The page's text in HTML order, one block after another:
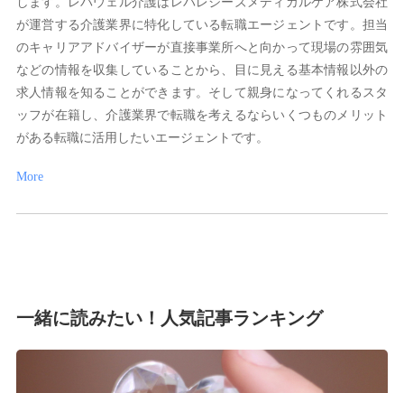
が運営する介護業界に特化している転職エージェントです。担当
のキャリアアドバイザーが直接事業所へと向かって現場の雰囲気
などの情報を収集していることから、目に見える基本情報以外の
求人情報を知ることができます。そして親身になってくれるスタ
ッフが在籍し、介護業界で転職を考えるならいくつものメリット
がある転職に活用したいエージェントです。
More
一緒に読みたい！人気記事ランキング